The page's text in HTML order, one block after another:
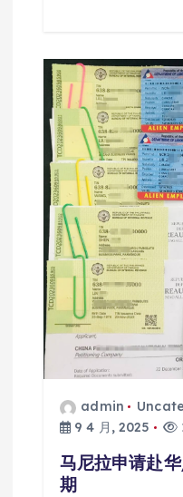
admin
9 4 月, 2025
马尼拉申请赴
期